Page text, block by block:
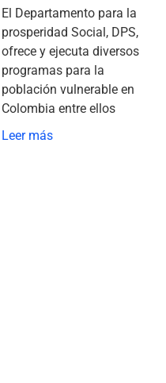
El Departamento para la
prosperidad Social, DPS,
ofrece y ejecuta diversos
programas para la
población vulnerable en
Colombia entre ellos
Leer más